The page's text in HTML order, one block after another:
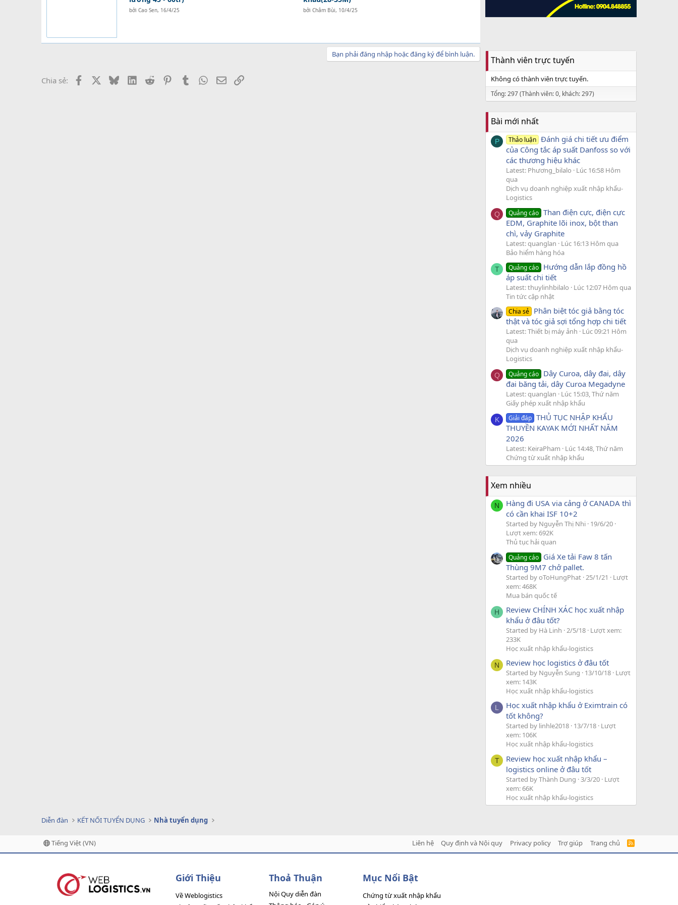
bởi Cao Sen, 16/4/25 bởi Châm Bùi, 10/4/25
Bạn phải đăng nhập hoặc đăng ký để bình luận.
Chia sẻ: Facebook BlueskyLinkedIn
Reddit PinterestTumblr WhatsApp
EmailLink
Thành viên trực tuyến
Không có thành viên trực tuyến.
Tổng: 297 (Thành viên: 0, khách: 297)
Bài mới nhất
P Thảo luận Đánh giá chi tiết ưu điểm
của Công tắc áp suất Danfoss so với
các thương hiệu khác
Latest: Phương_bilalo
Lúc 16:58 Hôm
qua
Dịch vụ doanh nghiệp xuất nhập khẩu-
Logistics
Q Quảng cáo Than điện cực, điện cực
EDM, Graphite lõi inox, bột than
chì, vảy Graphite
Latest: quanglan
Lúc 16:13 Hôm qua
Bảo hiểm hàng hóa
T Quảng cáo Hướng dẫn lắp đồng hồ
áp suất chi tiết
Latest: thuylinhbilalo
Lúc 12:07 Hôm qua
Tin tức cập nhật
Chia sẻ Phân biệt tóc giả bằng tóc
thật và tóc giả sợi tổng hợp chi tiết
Latest: Thiết bị máy ảnh
Lúc 09:21 Hôm
qua
Dịch vụ doanh nghiệp xuất nhập khẩu-
Logistics
Q Quảng cáo Dây Curoa, dây đai, dây
đai băng tải, dây Curoa Megadyne
Latest: quanglan
Lúc 15:03, Thứ năm
Giấy phép xuất nhập khẩu
K Giải đáp THỦ TỤC NHẬP KHẨU
THUYỀN KAYAK MỚI NHẤT NĂM
2026
Latest: KeiraPham
Lúc 14:48, Thứ năm
Chứng từ xuất nhập khẩu
Xem nhiều
N
Hàng đi USA via cảng ở CANADA thì
có cần khai ISF 10+2
Started by Nguyễn Thị Nhi 19/6/20
Lượt xem: 692K
Thủ tục hải quan
Quảng cáo Giá Xe tải Faw 8 tấn
Thùng 9M7 chở pallet.
Started by oToHungPhat 25/1/21
Lượt
xem: 468K
Mua bán quốc tế
H
Review CHÍNH XÁC học xuất nhập
khẩu ở đâu tốt?
Started by Hà Linh 2/5/18 Lượt xem:
233K
Học xuất nhập khẩu-logistics
N Review học logistics ở đâu tốt
Started by Nguyễn Sung 13/10/18 Lượt
xem: 143K
Học xuất nhập khẩu-logistics
L
Học xuất nhập khẩu ở Eximtrain có
tốt không?
Started by linhle2018 13/7/18 Lượt
xem: 106K
Học xuất nhập khẩu-logistics
T
Review học xuất nhập khẩu –
logistics online ở đâu tốt
Started by Thành Dung 3/3/20 Lượt
xem: 66K
Học xuất nhập khẩu-logistics
Diễn đàn KẾT NỐI TUYỂN DỤNG Nhà tuyển dụng
Tiếng Việt (VN) Liên hệ Quy định và Nội quy Privacy policy Trợ giúp Trang chủ
R
Giới Thiệu
Về Weblogistics
Thoả Thuận
Nội Quy diễn đàn
Mục Nổi Bật
Chứng từ xuất nhập khẩu